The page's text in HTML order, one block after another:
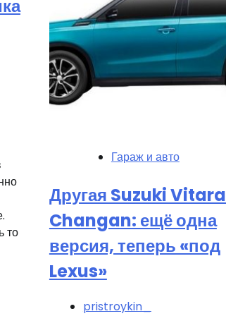
то
Гараж и авто
Другая Suzuki
Changan: ещё одна
версия, теперь «под
Lexus»
pristroykin_